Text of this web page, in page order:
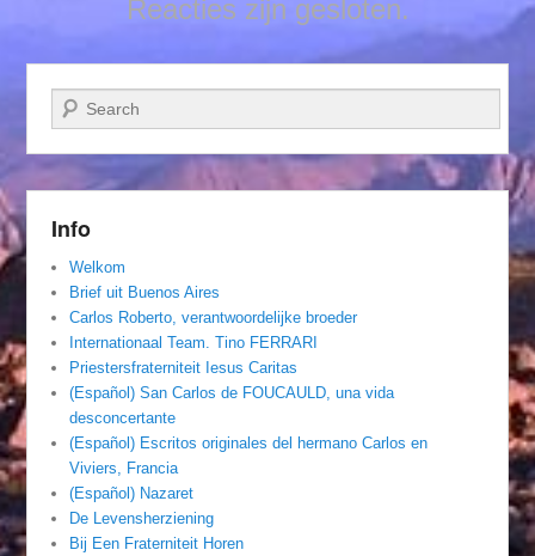
Reacties zijn gesloten.
Zoeken
Info
Welkom
Brief uit Buenos Aires
Carlos Roberto, verantwoordelijke broeder
Internationaal Team. Tino FERRARI
Priestersfraterniteit Iesus Caritas
(Español) San Carlos de FOUCAULD, una vida
desconcertante
(Español) Escritos originales del hermano Carlos en
Viviers, Francia
(Español) Nazaret
De Levensherziening
Bij Een Fraterniteit Horen